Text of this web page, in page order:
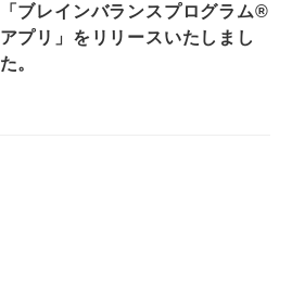
「ブレインバランスプログラム®
アプリ」をリリースいたしまし
た。